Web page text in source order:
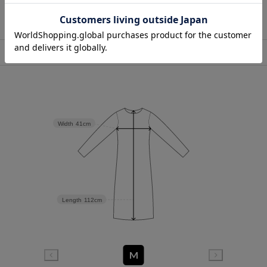
店舗在庫表示
Length 112cm
Width 41cm
M